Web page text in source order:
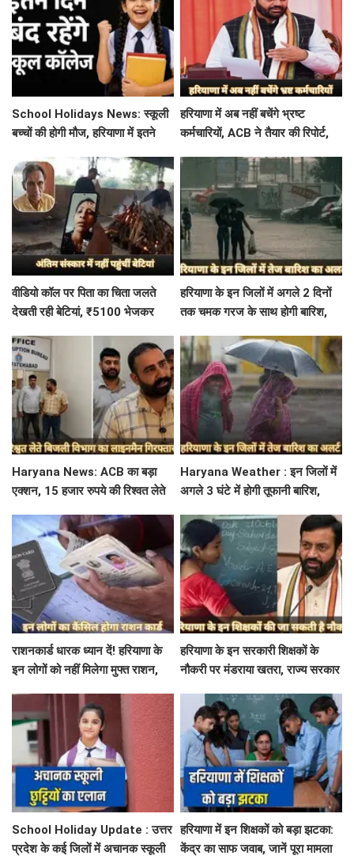
School Holidays News: स्कूली
बच्चों की होगी मौज, हरियाणा में इतने
हरियाणा में अब नहीं बचेंगे भ्रष्ट
कर्मचारियों, ACB ने तैयार की रिपोर्ट,
वीडियो कॉल पर पिता का चिता जलते
देखती रही बेटियां, ₹5100 भेजकर
हरियाणा के इन जिलों में अगले 2 दिनों
तक चमक गरज के साथ होगी बारिश,
Haryana News: ACB का बड़ा
एक्शन, 15 हजार रुपये की रिश्वत लेते
Haryana Weather : इन जिलों में
अगले 3 घंटे में होगी तूफानी बारिश,
राशनकार्ड धारक ध्यान दें! हरियाणा के
इन लोगों को नहीं मिलेगा मुफ्त राशन,
हरियाणा के इन सरकारी शिक्षकों के
नौकरी पर मंडराया खतरा, राज्य सरकार
School Holiday Update : उत्तर
प्रदेश के कई जिलों में अचानक स्कूली
हरियाणा में इन शिक्षकों को बड़ा झटका:
केंद्र का साफ जवाब, जानें पूरा मामला